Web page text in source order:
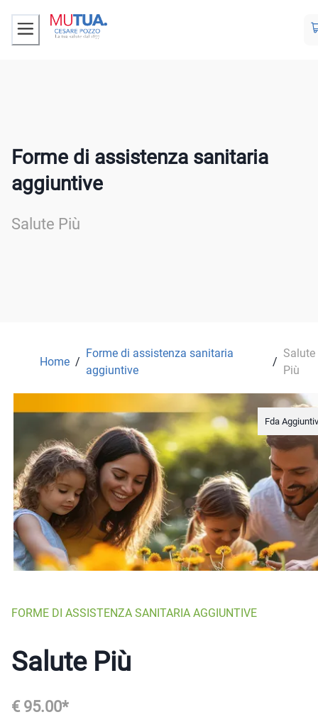
Forme di assistenza sanitaria
aggiuntive
Salute Più
Home /
Forme di assistenza sanitaria
aggiuntive
/
Salute
Più
Fda
FORME DI ASSISTENZA SANITARIA AGGIUNTIVE
Salute Più
€ 95.00*